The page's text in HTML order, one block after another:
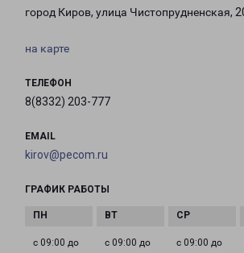
город Киров, улица Чистопрудненская,
на карте
ТЕЛЕФОН
8(8332) 203-777
EMAIL
kirov@pecom.ru
ГРАФИК РАБОТЫ
с 09:00 до
с 09:00 до
с 09:00 до